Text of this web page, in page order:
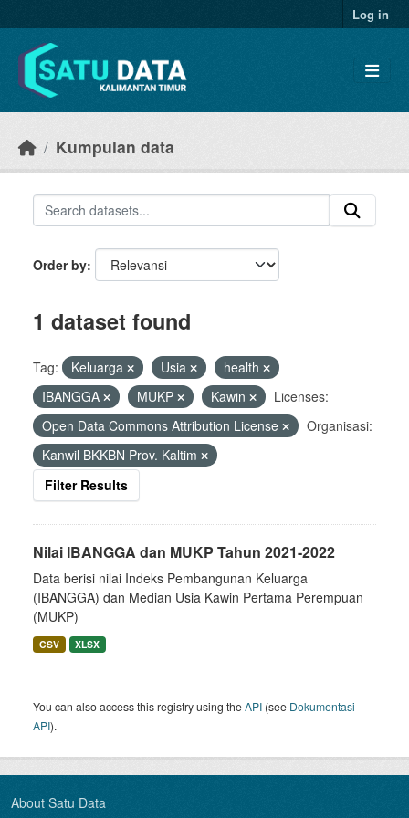
Log in
Kumpulan data
Order by
1 dataset found
Tag: Keluarga Usia
health
IBANGGA
MUKP Kawin
Licenses:
Open Data Commons Attribution License
Organisasi:
Kanwil BKKBN Prov. Kaltim
Filter Results
Nilai IBANGGA dan MUKP Tahun 2021-2022
Data berisi nilai Indeks Pembangunan Keluarga
(IBANGGA) dan Median Usia Kawin Pertama Perempuan
(MUKP)
CSV XLSX
You can also access this registry using theAPI (see Dokumentasi
API).
About Satu Data